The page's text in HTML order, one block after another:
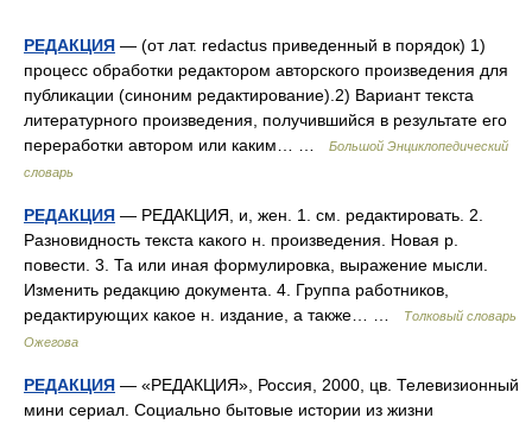
РЕДАКЦИЯ — (от лат. redactus приведенный в порядок) 1)
процесс обработки редактором авторского произведения для
публикации (синоним редактирование).2) Вариант текста
литературного произведения, получившийся в результате его
переработки автором или каким… …
Большой Энциклопедический
словарь
РЕДАКЦИЯ — РЕДАКЦИЯ, и, жен. 1. см. редактировать. 2.
Разновидность текста какого н. произведения. Новая р.
повести. 3. Та или иная формулировка, выражение мысли.
Изменить редакцию документа. 4. Группа работников,
редактирующих какое н. издание, а также… …
Толковый словарь
Ожегова
РЕДАКЦИЯ — «РЕДАКЦИЯ», Россия, 2000, цв. Телевизионный
мини сериал. Социально бытовые истории из жизни